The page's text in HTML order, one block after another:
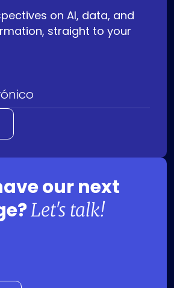
on AI, data, and
straight to your
our next
Let's talk!